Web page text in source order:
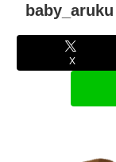
baby_aruku
X